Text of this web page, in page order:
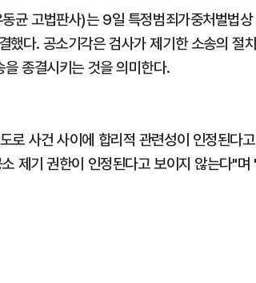
균 고법판사)는 9일 특정범죄가중처벌법
했다. 공소기각은 검사가 제기한 소송의 절
종결시키는 것을 의미한다.
로 사건 사이에 합리적 관련성이 인정된다
제기 권한이 인정된다고 보이지 않는다"